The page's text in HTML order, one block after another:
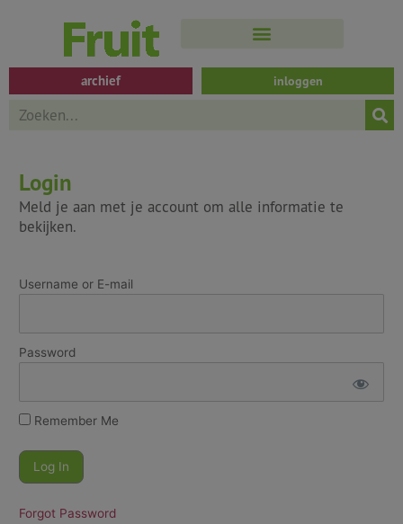
inhoud
archief inloggen
Search
Login
Meld je aan met je account om alle informatie te
bekijken.
Username or E-mail
Password
Remember Me
Forgot Password